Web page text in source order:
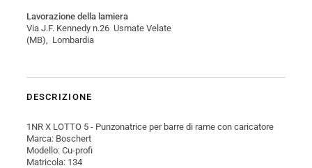
Lavorazione della lamiera
Via J.F. Kennedy n.26 Usmate Velate
(MB), Lombardia
DESCRIZIONE
1NR X LOTTO 5 - Punzonatrice per barre di rame con caricatore
Marca: Boschert
Modello: Cu-profi
Matricola: 134